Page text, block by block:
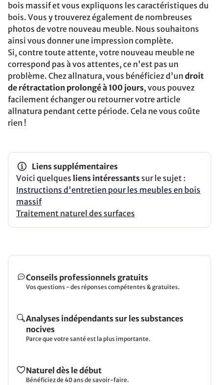
bois massif et vous expliquons les caractéristiques du
bois. Vous y trouverez également de nombreuses
photos de votre nouveau meuble. Nous souhaitons
ainsi vous donner une impression complète.
Si, contre toute attente, votre nouveau meuble ne
correspond pas à vos attentes, ce n'est pas un
problème. Chez allnatura, vous bénéficiez d'un droit
de rétractation prolongé à 100 jours, vous pouvez
facilement échanger ou retourner votre article
allnatura pendant cette période. Cela ne vous coûte
rien !
Liens supplémentaires
Voici quelques liens intéressants sur le sujet :
Instructions d'entretien pour les meubles en bois
massif
Traitement naturel des surfaces
Conseils professionnels gratuits
Vos questions - des réponses compétentes & gratuites.
Analyses indépendants sur les substances
nocives
Parce que votre santé est la plus importante.
Naturel dès le début
Bénéficiez de 40 ans de savoir-faire.